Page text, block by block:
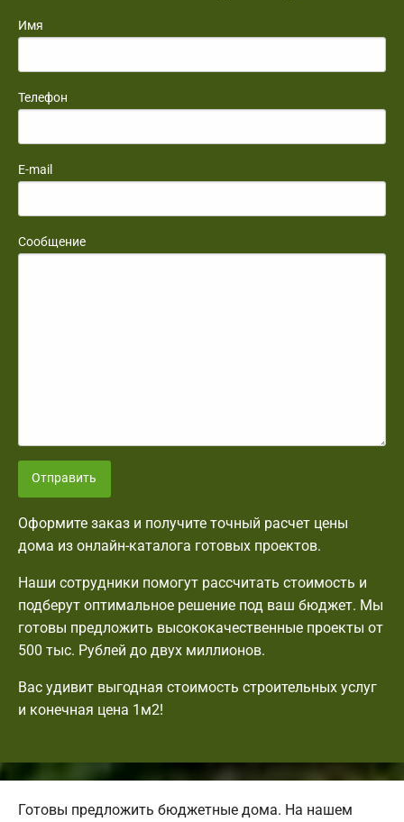
Имя
Телефон
E-mail
Сообщение
Отправить
Оформите заказ и получите точный расчет цены
дома из онлайн-каталога готовых проектов.
Наши сотрудники помогут рассчитать стоимость и
подберут оптимальное решение под ваш бюджет. Мы
готовы предложить высококачественные проекты от
500 тыс. Рублей до двух миллионов.
Вас удивит выгодная стоимость строительных услуг
и конечная цена 1м2!
Готовы предложить бюджетные дома. На нашем